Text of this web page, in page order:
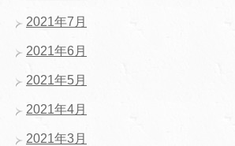
2021年7月
2021年6月
2021年5月
2021年4月
2021年3月